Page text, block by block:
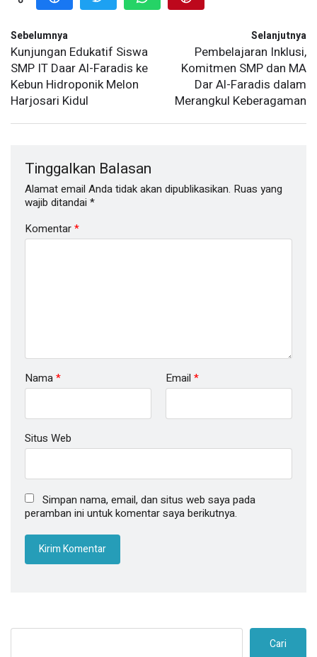
Sebelumnya
Kunjungan Edukatif Siswa
SMP IT Daar Al-Faradis ke
Kebun Hidroponik Melon
Harjosari Kidul
Selanjutnya
Pembelajaran Inklusi,
Komitmen SMP dan MA
Dar Al-Faradis dalam
Merangkul Keberagaman
Tinggalkan Balasan
Alamat email Anda tidak akan dipublikasikan. Ruas yang
wajib ditandai *
Komentar*
Nama* Email *
Situs Web
Simpan nama, email, dan situs web saya pada
peramban ini untuk komentar saya berikutnya.
Cari